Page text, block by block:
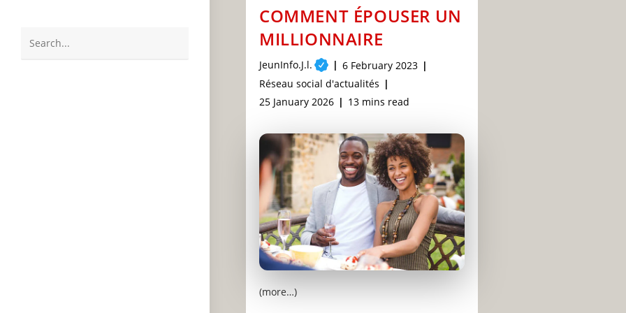
COMMENT ÉPOUSER UN
MILLIONNAIRE
Post
author:
JeunInfo.J.l.
Post
published:
6 February 2023
Post
category:
Réseau social d'actualités
Post
modified:
25 January 2026
Reading
13 mins read
(more…)